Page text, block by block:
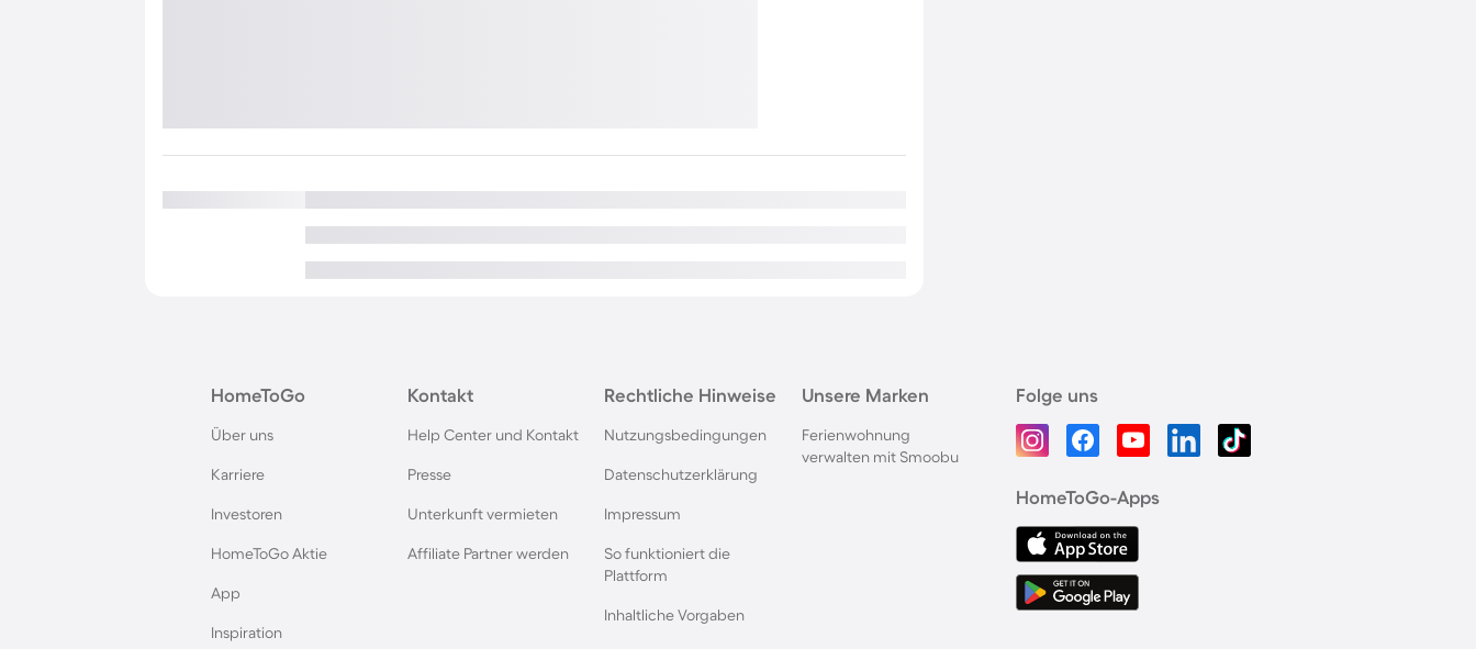
HomeToGo
Über uns
Karriere
Investoren
HomeToGo Aktie
App
Inspiration
Kontakt
Help Center und Kontakt
Presse
Unterkunft vermieten
Affiliate Partner werden
Rechtliche Hinweise
Nutzungsbedingungen
Datenschutzerklärung
Impressum
So funktioniert die
Plattform
Inhaltliche Vorgaben
Unsere Marken
Ferienwohnung
verwalten mit Smoobu
Folge uns
HomeToGo-Apps